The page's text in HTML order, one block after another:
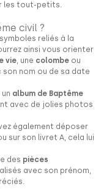
les tout-petits.
civil ?
reliés à la
ainsi vous orienter
vie, une colombe ou
son nom ou de sa date
un album de Baptême
avec de jolies photos
également déposer
sur son livret A, cela lui
des pièces
avec son prénom,